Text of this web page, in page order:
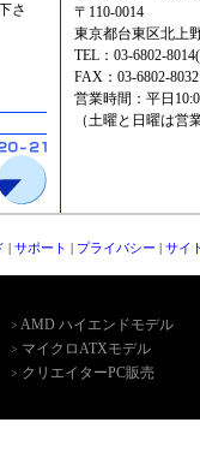
さ
〒110-0014
東京都台東区北上
TEL： 03-6802-
FAX：03-6802-8032
営業時間：平日
（土曜と日曜は営
| サポート | プライバシー | サイ
> AMD ハイエンドモデル
> マイクロATXモデル
> クリエイターPC販売